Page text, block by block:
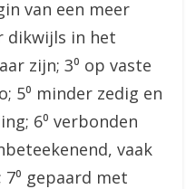
van een meer
dikwijls in het
zijn; 3⁰ op vaste
5⁰ minder zedig en
6⁰ verbonden
vaak
gepaard met